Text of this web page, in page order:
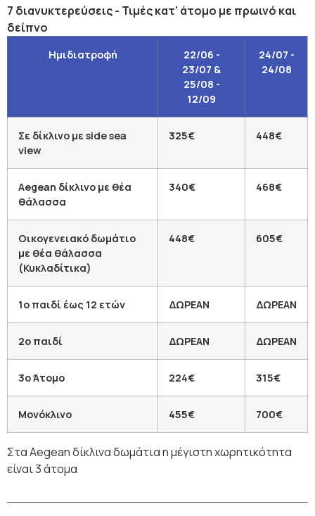
7 διανυκτερεύσεις - Τιμές κατ' άτομο με πρωινό και
δείπνο
Ημιδιατροφή
22/06 -
23/07 &
25/08 -
12/09
24/07 -
24/08
Σε δίκλινο με side sea
view
325€ 448€
Aegean δίκλινο με θέα
θάλασσα
340€ 468€
Οικογενειακό δωμάτιο
με θέα θάλασσα
(Κυκλαδίτικα)
448€ 605€
1ο παιδί έως 12 ετών ΔΩΡΕΑΝ ΔΩΡΕΑΝ
2ο παιδί ΔΩΡΕΑΝ ΔΩΡΕΑΝ
3ο Άτομο 224€ 315€
Μονόκλινο 455€ 700€
Στα Aegean δίκλινα δωμάτια η μέγιστη χωρητικότητα
είναι 3 άτομα